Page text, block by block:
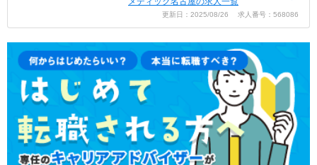
更新日：2025/08/26 求人番号：568086